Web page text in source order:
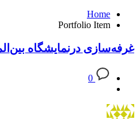
Home
Portfolio Item
غرفه‌سازی درنمایشگاه
0